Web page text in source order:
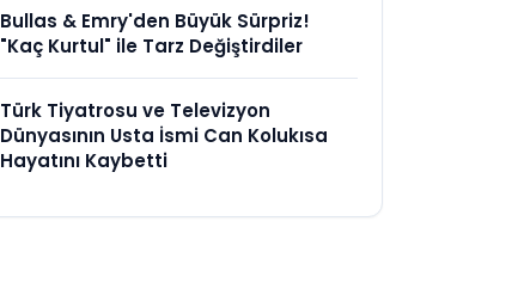
Bullas & Emry'den Büyük Sürpriz!
"Kaç Kurtul" ile Tarz Değiştirdiler
Türk Tiyatrosu ve Televizyon
Dünyasının Usta İsmi Can Kolukısa
Hayatını Kaybetti